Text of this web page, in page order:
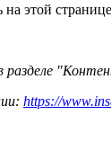
этой
разделе
https://